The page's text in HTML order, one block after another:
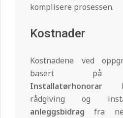
komplisere prosessen.
Kostnader
Kostnadene ved
basert på
Installatørhonorar
rådgiving og
anleggsbidrag fra